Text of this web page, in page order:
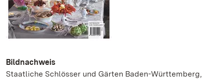
Bildnachweis
Staatliche Schlösser und Gärten Baden-Württemberg,